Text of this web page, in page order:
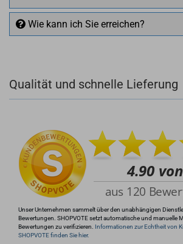
Wie kann ich Sie erreichen?
+49 (0)4281 50 79 78 2
info@rocketronics.de
Qualität und schnelle Lieferung
Unser Unternehmen sammelt über den unabhängigen
Bewertungen. SHOPVOTE setzt automatische und manuelle
Bewertungen zu verifizieren. Informationen zur Echtheit von
SHOPVOTE finden Sie hier.